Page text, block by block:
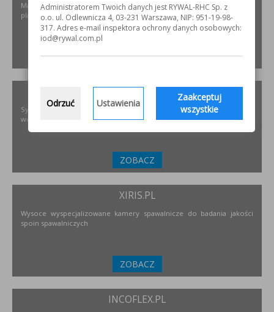
Materiały i urządzenia do napawania i regeneracji. Układy
plastyfikujące oraz obróbka CNC.
ZOBACZ
PODNOSZENIE.EU
Systemy transportu bliskiego, żurawie, żurawików, suwnice,
wciągników oraz wiele innych.
ZOBACZ
XIRIS.PL
Wysoce wyspecjalizowane kamery spawalnicze do badania jakości
spoin spawalniczych
ZOBACZ
INCOFLEX.PL
Administratorem Twoich danych jest RYWAL-RHC Sp. z
o.o. ul. Odlewnicza 4, 03-231 Warszawa, NIP: 951-19-98-
317. Adres e-mail inspektora ochrony danych osobowych:
iod@rywal.com.pl
Odrzuć Ustawienia
Zaakceptuj
wszystkie